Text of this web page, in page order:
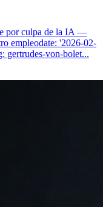
por culpa de la IA —
empleodate: '2026-02-
gertrudes-von-bolet...